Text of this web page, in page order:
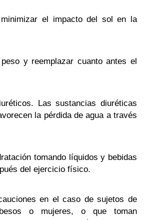
el impacto del sol en la
y reemplazar cuanto antes el
Las sustancias diuréticas
la pérdida de agua a través
tomando líquidos y bebidas
del ejercicio físico.
en el caso de sujetos de
o mujeres, o que toman